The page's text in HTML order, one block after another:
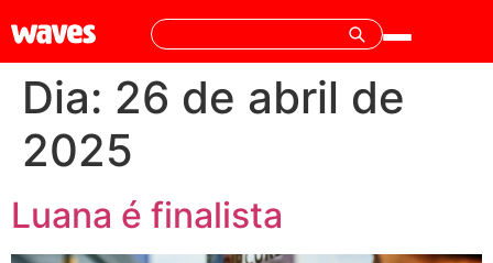
Dia: 26 de abril de
2025
Luana é finalista